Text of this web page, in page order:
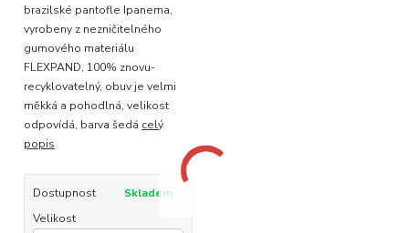
brazilské pantofle Ipanema,
vyrobeny z nezničitelného
gumového materiálu
FLEXPAND, 100% znovu-
recyklovatelný, obuv je velmi
měkká a pohodlná, velikost
odpovídá, barva šedá celý
popis
Dostupnost
Skladem
Velikost